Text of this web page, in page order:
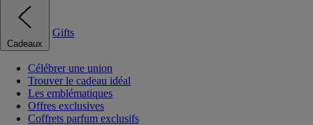
Cadeaux
Gifts
Célébrer une union
Trouver le cadeau idéal
Les emblématiques
Offres exclusives
Coffrets parfum exclusifs